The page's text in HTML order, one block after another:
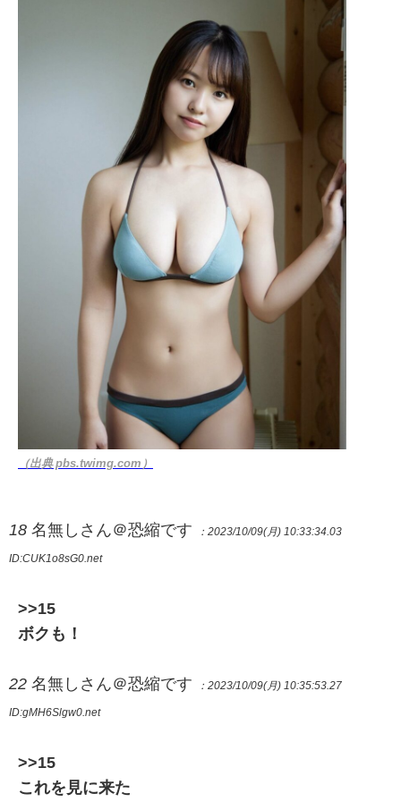
（出典 pbs.twimg.com）
18 名無しさん＠恐縮です ：2023/10/09(月) 10:33:34.03
ID:CUK1o8sG0.net
>>15
ボクも！
22 名無しさん＠恐縮です ：2023/10/09(月) 10:35:53.27
ID:gMH6Slgw0.net
>>15
これを見に来た